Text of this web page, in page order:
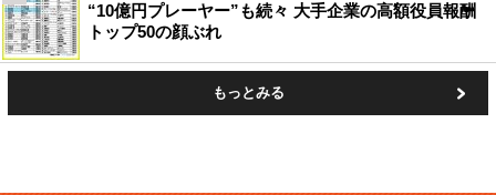
“10億円プレーヤー”も続々 大手企業の高額役員報酬
トップ50の顔ぶれ
もっとみる